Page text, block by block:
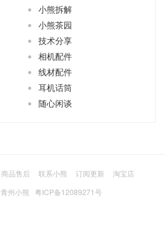
小熊拆解
小熊茶园
技术分享
相机配件
线材配件
耳机话筒
随心闲谈
商品售后 联系小熊 订阅更新
淘宝店
青州小熊 粤ICP备12089271号